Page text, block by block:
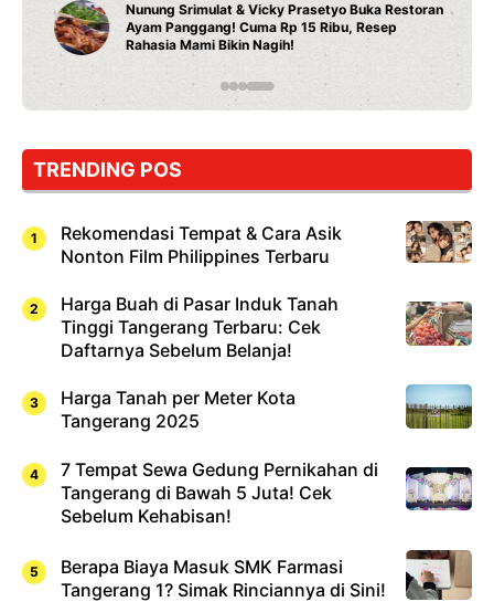
Nunung Srimulat & Vicky Prasetyo Buka Restoran
Ayam Panggang! Cuma Rp 15 Ribu, Resep
Rahasia Mami Bikin Nagih!
TRENDING POS
Rekomendasi Tempat & Cara Asik
Nonton Film Philippines Terbaru
Harga Buah di Pasar Induk Tanah
Tinggi Tangerang Terbaru: Cek
Daftarnya Sebelum Belanja!
Harga Tanah per Meter Kota
Tangerang 2025
7 Tempat Sewa Gedung Pernikahan di
Tangerang di Bawah 5 Juta! Cek
Sebelum Kehabisan!
Berapa Biaya Masuk SMK Farmasi
Tangerang 1? Simak Rinciannya di Sini!